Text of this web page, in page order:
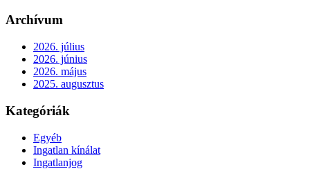
Archívum
2026. július
2026. június
2026. május
2025. augusztus
Kategóriák
Egyéb
Ingatlan kínálat
Ingatlanjog